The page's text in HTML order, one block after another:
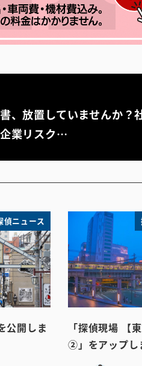
、放置していませんか？
業リスク…
偵ニュース
公開しま
「探偵現場 【
②」をアップし